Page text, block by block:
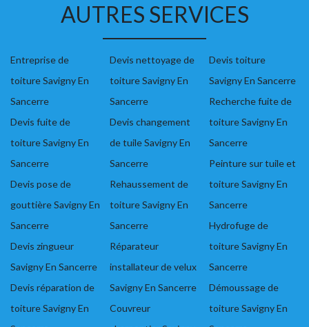
AUTRES SERVICES
Entreprise de
toiture Savigny En
Sancerre
Devis fuite de
toiture Savigny En
Sancerre
Devis pose de
gouttière Savigny En
Sancerre
Devis zingueur
Savigny En Sancerre
Devis réparation de
toiture Savigny En
Devis nettoyage de
toiture Savigny En
Sancerre
Devis changement
de tuile Savigny En
Sancerre
Rehaussement de
toiture Savigny En
Sancerre
Réparateur
installateur de velux
Savigny En Sancerre
Couvreur
Devis toiture
Savigny En Sancerre
Recherche fuite de
toiture Savigny En
Sancerre
Peinture sur tuile et
toiture Savigny En
Sancerre
Hydrofuge de
toiture Savigny En
Sancerre
Démoussage de
toiture Savigny En